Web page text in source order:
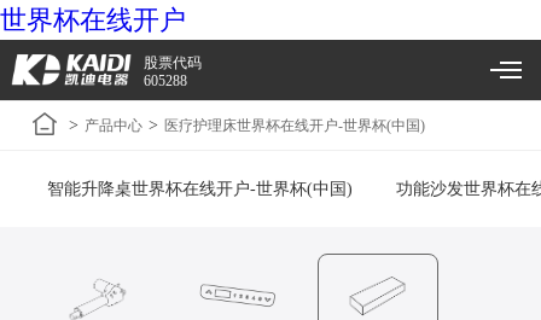
世界杯在线开户
股票代码
605288
> 产品中心 > 医疗护理床世界杯在线开户-世界杯(中国)
智能升降桌世界杯在线开户-世界杯(中国) 功能沙发世界杯在